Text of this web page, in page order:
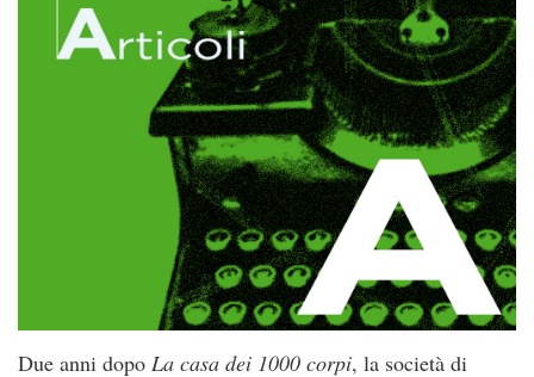
Due anni dopo La casa dei 1000 corpi, la società di